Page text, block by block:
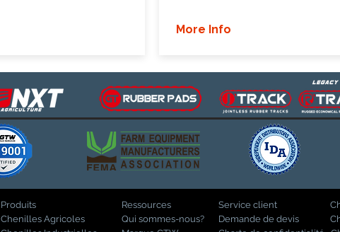
More Info
Produits
Chenilles Agricoles
Service client
Ressources
Qui sommes-nous?
Demande de devis